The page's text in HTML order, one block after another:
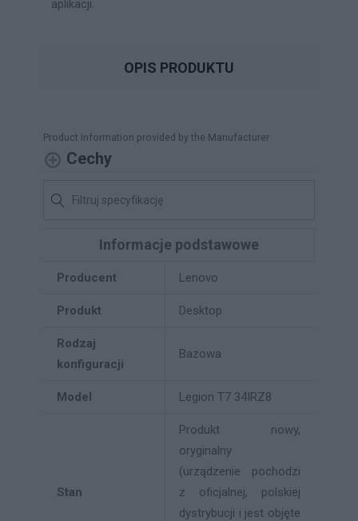
aplikacji.
OPIS PRODUKTU
Product Information provided by the Manufacturer
Cechy
Informacje podstawowe
Producent Lenovo
Produkt Desktop
Rodzaj
konfiguracji
Bazowa
Model Legion T7 34IRZ8
Stan
Produkt nowy,
oryginalny
(urządzenie pochodzi
z oficjalnej, polskiej
dystrybucji i jest objęte